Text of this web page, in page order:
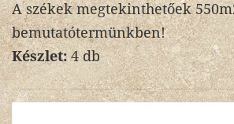
A székek megtekinthetőek
bemutatótermünkben!
Készlet:4 db